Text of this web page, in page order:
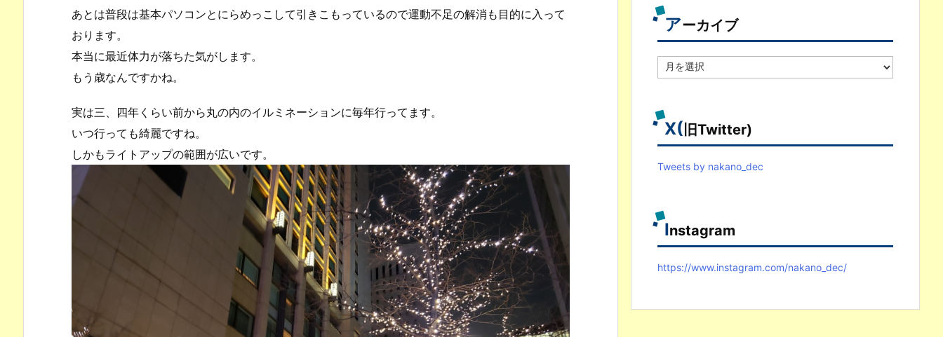
あとは普段は基本パソコンとにらめっこして引きこもっているので運動不足の解消も目的に入って
おります。
本当に最近体力が落ちた気がします。
もう歳なんですかね。
実は三、四年くらい前から丸の内のイルミネーションに毎年行ってます。
いつ行っても綺麗ですね。
しかもライトアップの範囲が広いです。
別
アーカイブ
ー
ブ
X( 旧Twitter)
Tweets by nakano_dec
Instagram
https://www.instagram.com/nakano_dec/